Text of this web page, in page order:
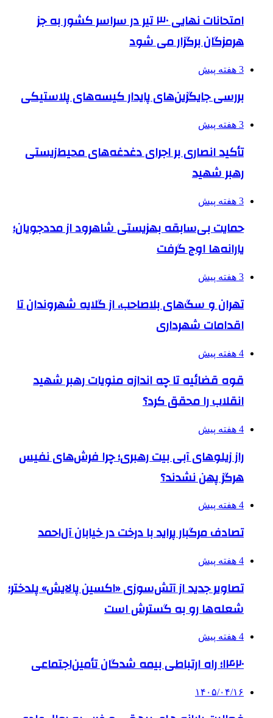
امتحانات نهایی ۳۰ تیر در سراسر کشور به جز
هرمزگان برگزار می شود
3 هفته پیش
بررسی جایگزین‌های پایدار کیسه‌های پلاستیکی
3 هفته پیش
تأکید انصاری بر اجرای دغدغه‌های محیط‌زیستی
رهبر شهید
3 هفته پیش
حمایت بی‌سابقه بهزیستی شاهرود از مددجویان؛
یارانه‌ها اوج گرفت
3 هفته پیش
تهران و سگ‌های بلاصاحب، از گلایه شهروندان تا
اقدامات شهرداری
4 هفته پیش
قوه قضائیه تا چه اندازه منویات رهبر شهید
انقلاب را محقق کرد؟
4 هفته پیش
راز زیلوهای آبی بیت رهبری؛ چرا فرش‌های نفیس
هرگز پهن نشدند؟
4 هفته پیش
تصادف مرگبار پراید با درخت در خیابان آل‌احمد
4 هفته پیش
تصاویر جدید از آتش‌سوزی «اکسین پالایش» پلدختر؛
شعله‌ها رو به گسترش است
4 هفته پیش
۱۴۲۰؛ راه ارتباطی بیمه شدگان تأمین‌اجتماعی
۱۴۰۵/۰۴/۱۶